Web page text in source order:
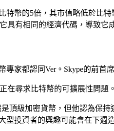
特幣的5倍，其市值略低於比
具有相同的經濟代碼，導致
專家都認同Ver。Skype的前首
在尋求比特幣的可擴展性問
頂級加密貨幣，但他認為保
型投資者的興趣可能會在下週